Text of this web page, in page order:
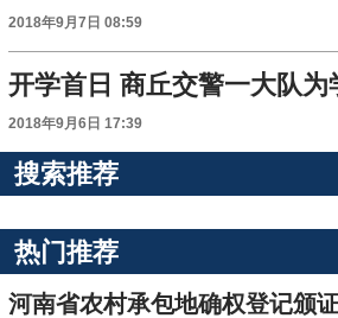
2018年9月7日 08:59
开学首日 商丘交警一大队为
2018年9月6日 17:39
搜索推荐
热门推荐
河南省农村承包地确权登记颁